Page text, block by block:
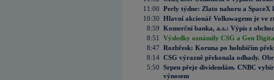
11:00 Perly týdne: Zlato nahoru a SpaceX
10:30 Hlavní akcionář Volkswagenu je ve
8:59 Komerční banka, a.s.: Výpis z
8:51
Výsledky oznámily CSG a Gen
8:47 Rozbřesk: Koruna po holubičím
8:14 CSG výrazně překonala odhady.
5:50 Srpen přeje dividendám. CNBC
výnosem